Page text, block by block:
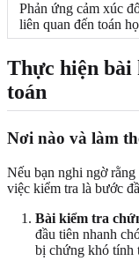
Phản ứng cảm xúc
liên quan đến toán
Thực hiện
toán
Nơi nào và làm
Nếu bạn nghi ngờ
việc kiểm tra là bước
Bài kiểm tra
đầu tiên nhanh
bị chứng khó tính